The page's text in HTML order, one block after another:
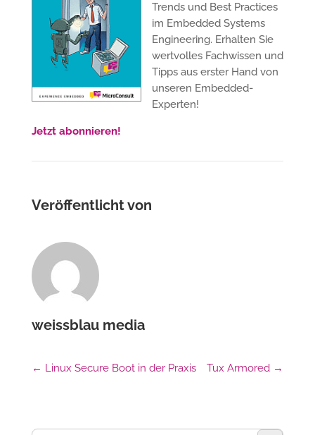
Trends und Best Practices
im Embedded Systems
Engineering. Erhalten Sie
wertvolles Fachwissen und
Tipps aus erster Hand von
unseren Embedded-
Experten!
Jetzt abonnieren!
Veröffentlicht von
weissblau media
← Linux Secure Boot in der Praxis Tux Armored →